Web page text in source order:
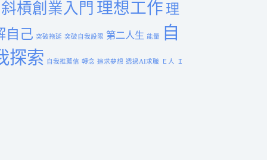
斜槓創業入門 理想工作 理
自己 突破拖延 突破自我設限 第二人生 能量
自
探索
自我推薦信 轉念 追求夢想 透過AI求職 Ｅ人
Ｉ